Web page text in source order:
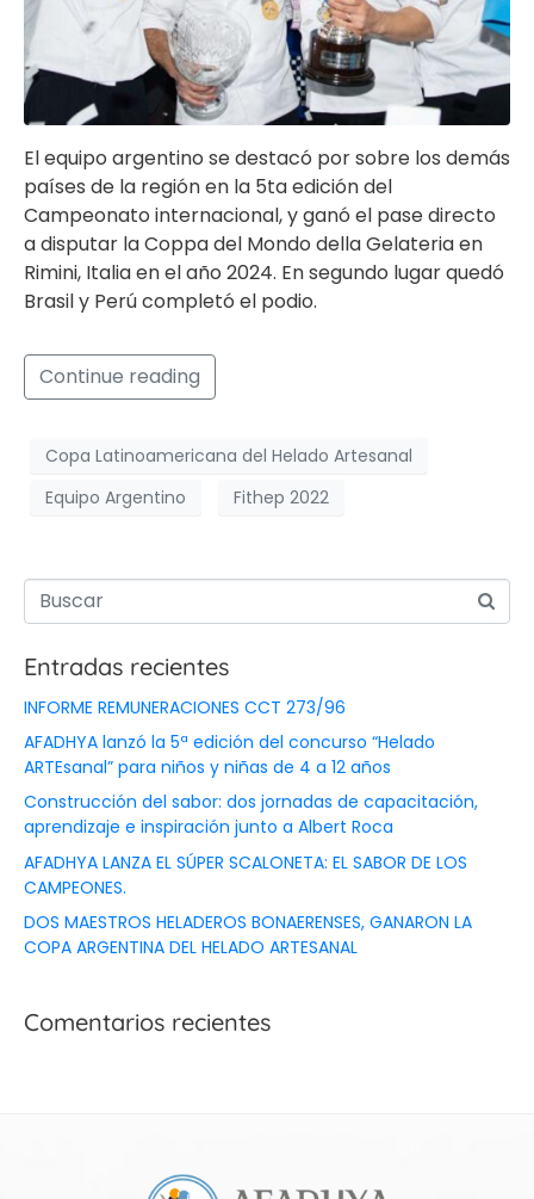
El equipo argentino se destacó por sobre los demás
países de la región en la 5ta edición del
Campeonato internacional, y ganó el pase directo
a disputar la Coppa del Mondo della Gelateria en
Rimini, Italia en el año 2024. En segundo lugar quedó
Brasil y Perú completó el podio.
Continue reading
Copa Latinoamericana del Helado Artesanal
Equipo Argentino
Fithep 2022
Entradas recientes
INFORME REMUNERACIONES CCT 273/96
AFADHYA lanzó la 5ª edición del concurso “Helado
ARTEsanal” para niños y niñas de 4 a 12 años
Construcción del sabor: dos jornadas de capacitación,
aprendizaje e inspiración junto a Albert Roca
AFADHYA LANZA EL SÚPER SCALONETA: EL SABOR DE LOS
CAMPEONES.
DOS MAESTROS HELADEROS BONAERENSES, GANARON LA
COPA ARGENTINA DEL HELADO ARTESANAL
Comentarios recientes